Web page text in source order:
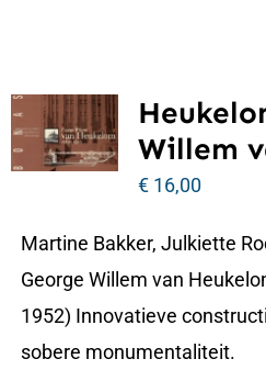
Willem
€16,00
Martine Bakker, Julkiette
George Willem van
1952) Innovatieve
sobere monumentaliteit.